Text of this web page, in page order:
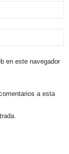
en este navegador
a esta